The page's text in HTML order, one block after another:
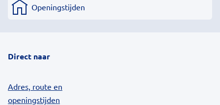
Openingstijden
Direct naar
Adres, route en
openingstijden